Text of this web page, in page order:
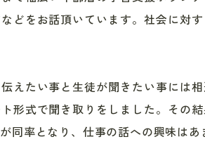
どをお話頂いています。社会に対
えたい事と生徒が聞きたい事には
形式で聞き取りをしました。その
同率となり、仕事の話への興味はあ